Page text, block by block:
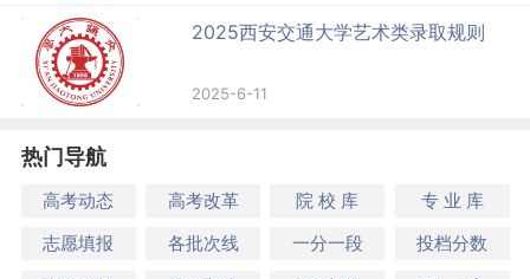
2025西安交通大学艺术类录取规则
2025-6-11
热门导航
高考动态 高考改革 院 校 库
专 业 库
志愿填报
各批次线 一分一段
投档分数